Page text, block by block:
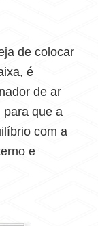
de colocar
é
de ar
para que a
com a
e